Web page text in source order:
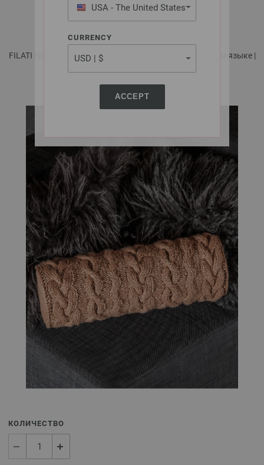
USA - The United States
of America
CURRENCY
ACCEPT
LOVELY COTTON
FILATI Handstrick No. 72 (Home) - инструкции на русском языке |
КОЛИЧЕСТВО